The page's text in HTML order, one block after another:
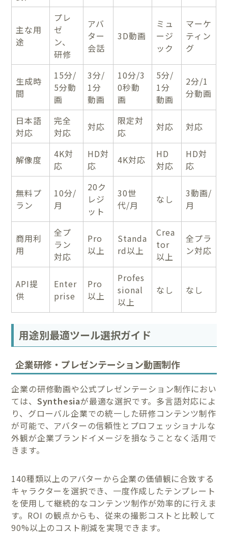
主な用
途
プレ
ゼ
ン、
研修
アバ
ター
会話
3D動画
ミュ
ージ
ック
マーケ
ティン
グ
生成時
間
15分/
5分動
画
3分/
1分
動画
10分/3
0秒動
画
5分/
1分
動画
2分/1
分動画
日本語
対応
完全
対応
対応
限定対
応
対応 対応
解像度
4K対
応
HD対
応
4K対応
HD
対応
HD対
応
無料プ
ラン
10分/
月
20ク
レジ
ット
30世
代/月
なし
3動画/
月
商用利
用
全プ
ラン
対応
Pro
以上
Standa
rd以上
Crea
tor
以上
全プラ
ン対応
API提
供
Enter
prise
Pro
以上
Profes
sional
以上
なし なし
用途別最適ツール選択ガイド
企業研修・プレゼンテーション動画制作
企業の研修動画や公式プレゼンテーション制作におい
ては、 Synthesiaが最適な選択です。多言語対応によ
り、グローバル企業での統一した研修コンテンツ制作
が可能で、アバターの信頼性とプロフェッショナルな
外観が企業ブランドイメージを損なうことなく活用で
きます。
140種類以上のアバターから企業の価値観に合致する
キャラクターを選択でき、一度作成したテンプレート
を使用して継続的なコンテンツ制作が効率的に行えま
す。ROI の観点からも、従来の撮影コストと比較して
90%以上のコスト削減を実現できます。